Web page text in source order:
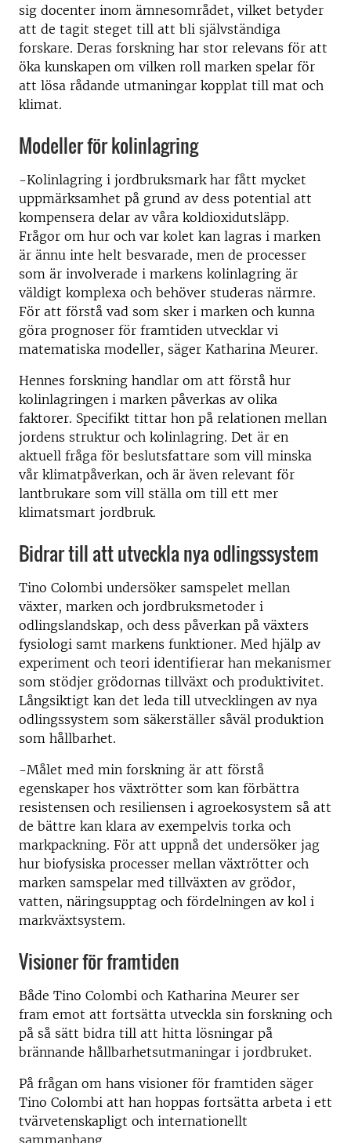
sig docenter inom ämnesområdet, vilket betyder
att de tagit steget till att bli självständiga
forskare. Deras forskning har stor relevans för att
öka kunskapen om vilken roll marken spelar för
att lösa rådande utmaningar kopplat till mat och
klimat.
Modeller för kolinlagring
-Kolinlagring i jordbruksmark har fått mycket
uppmärksamhet på grund av dess potential att
kompensera delar av våra koldioxidutsläpp.
Frågor om hur och var kolet kan lagras i marken
är ännu inte helt besvarade, men de processer
som är involverade i markens kolinlagring är
väldigt komplexa och behöver studeras närmre.
För att förstå vad som sker i marken och kunna
göra prognoser för framtiden utvecklar vi
matematiska modeller, säger Katharina Meurer.
Hennes forskning handlar om att förstå hur
kolinlagringen i marken påverkas av olika
faktorer. Specifikt tittar hon på relationen mellan
jordens struktur och kolinlagring. Det är en
aktuell fråga för beslutsfattare som vill minska
vår klimatpåverkan, och är även relevant för
lantbrukare som vill ställa om till ett mer
klimatsmart jordbruk.
Bidrar till att utveckla nya odlingssystem
Tino Colombi undersöker samspelet mellan
växter, marken och jordbruksmetoder i
odlingslandskap, och dess påverkan på växters
fysiologi samt markens funktioner. Med hjälp av
experiment och teori identifierar han mekanismer
som stödjer grödornas tillväxt och produktivitet.
Långsiktigt kan det leda till utvecklingen av nya
odlingssystem som säkerställer såväl produktion
som hållbarhet.
-Målet med min forskning är att förstå
egenskaper hos växtrötter som kan förbättra
resistensen och resiliensen i agroekosystem så att
de bättre kan klara av exempelvis torka och
markpackning. För att uppnå det undersöker jag
hur biofysiska processer mellan växtrötter och
marken samspelar med tillväxten av grödor,
vatten, näringsupptag och fördelningen av kol i
markväxtsystem.
Visioner för framtiden
Både Tino Colombi och Katharina Meurer ser
fram emot att fortsätta utveckla sin forskning och
på så sätt bidra till att hitta lösningar på
brännande hållbarhetsutmaningar i jordbruket.
På frågan om hans visioner för framtiden säger
Tino Colombi att han hoppas fortsätta arbeta i ett
tvärvetenskapligt och internationellt
sammanhang.